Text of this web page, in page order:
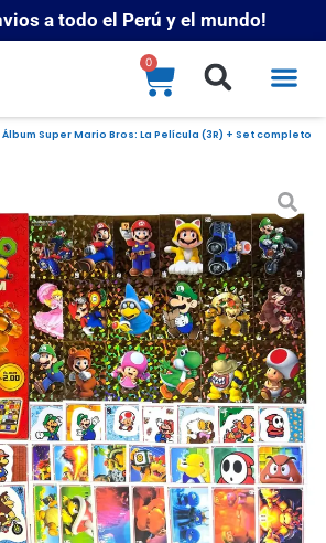
a todo el Perú y el mundo!
0
Álbum Super Mario Bros: La Película (3R) + Set completo